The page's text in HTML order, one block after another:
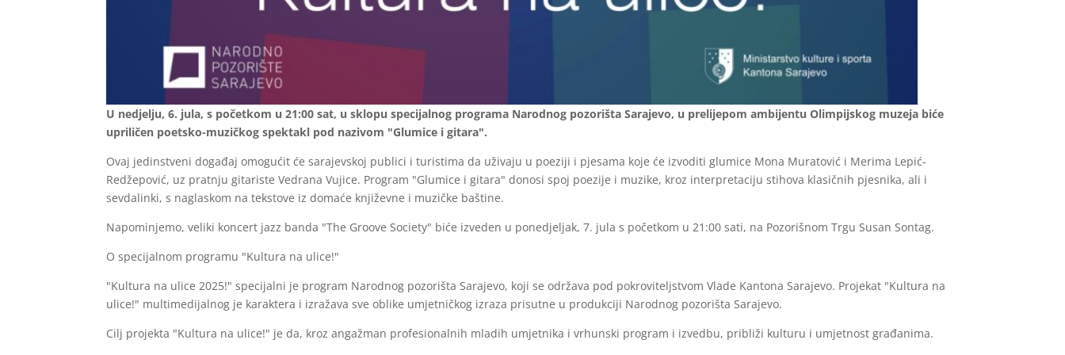
U nedjelju, 6. jula, s početkom u 21:00 sat, u sklopu specijalnog programa Narodnog pozorišta Sarajevo, u prelijepom ambijentu Olimpijskog muzeja biće
upriličen poetsko-muzičkog spektakl pod nazivom "Glumice i gitara".
Ovaj jedinstveni događaj omogućit će sarajevskoj publici i turistima da uživaju u poeziji i pjesama koje će izvoditi glumice Mona Muratović i Merima Lepić-
Redžepović, uz pratnju gitariste Vedrana Vujice. Program "Glumice i gitara" donosi spoj poezije i muzike, kroz interpretaciju stihova klasičnih pjesnika, ali i
sevdalinki, s naglaskom na tekstove iz domaće književne i muzičke baštine.
Napominjemo, veliki koncert jazz banda "The Groove Society" biće izveden u ponedjeljak, 7. jula s početkom u 21:00 sati, na Pozorišnom Trgu Susan Sontag.
O specijalnom programu "Kultura na ulice!"
"Kultura na ulice 2025!" specijalni je program Narodnog pozorišta Sarajevo, koji se održava pod pokroviteljstvom Vlade Kantona Sarajevo. Projekat "Kultura na
ulice!" multimedijalnog je karaktera i izražava sve oblike umjetničkog izraza prisutne u produkciji Narodnog pozorišta Sarajevo.
Cilj projekta "Kultura na ulice!" je da, kroz angažman profesionalnih mladih umjetnika i vrhunski program i izvedbu, približi kulturu i umjetnost građanima.